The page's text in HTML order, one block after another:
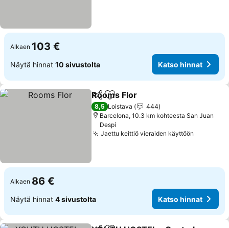
Alkaen 103 €
Näytä hinnat 10 sivustolta Katso hinnat
Jaa Lisää suosikkeihin
Rooms Flor
8,5 Loistava
444
Barcelona, 10.3 km kohteesta San Juan
Despí
Jaettu keittiö vieraiden käyttöön
Alkaen 86 €
Näytä hinnat 4 sivustolta Katso hinnat